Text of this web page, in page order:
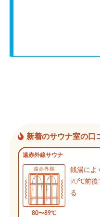
新着のサウナ室の口
遠赤外線サウナ
80〜89℃
銭湯によ
90℃前後
る